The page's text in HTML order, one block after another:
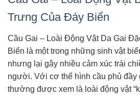
Trưng Của Đáy Biển
Cầu Gai – Loài Động Vật Da Gai
Biển là một trong những sinh vật
nhưng lại gây nhiều cảm xúc trái
người. Với cơ thể hình cầu phủ đầy
thường được xem là loài động vật